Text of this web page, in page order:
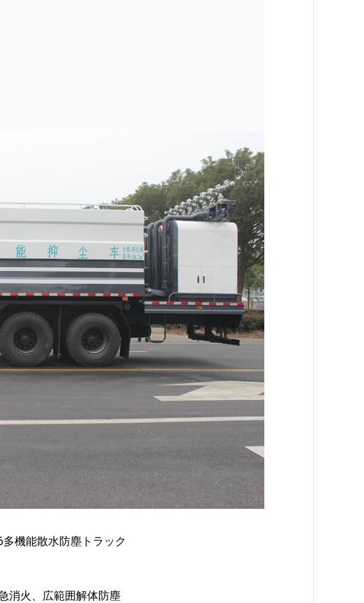
多機能散水防塵トラック
消火、広範囲解体防塵